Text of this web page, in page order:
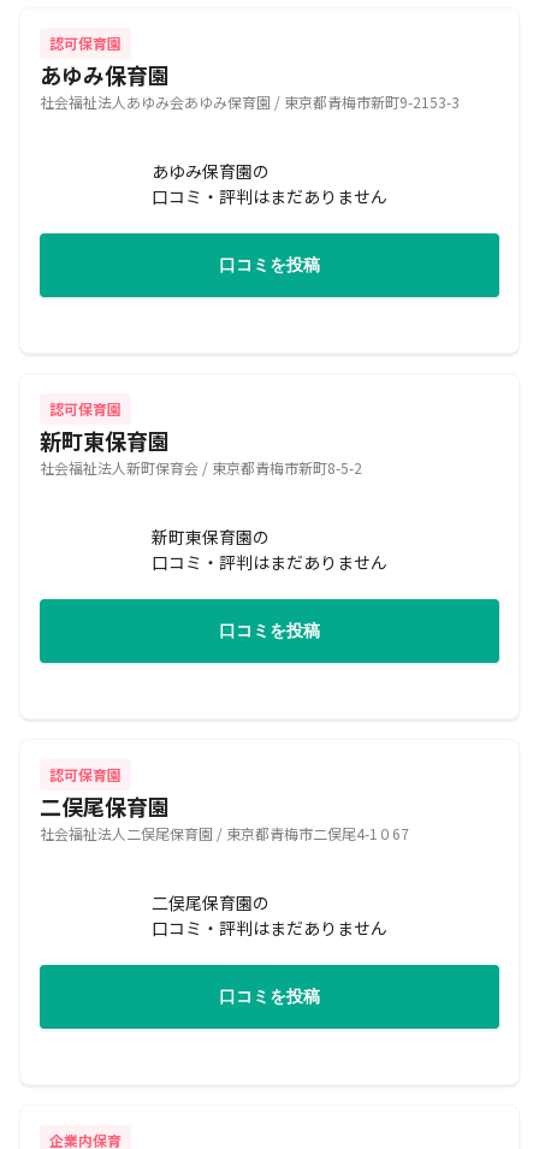
認可保育園
あゆみ保育園
社会福祉法人あゆみ会あゆみ保育園 / 東京都青梅市新町9-2153-3
あゆみ保育園の
口コミ・評判はまだありません
口コミを投稿
認可保育園
新町東保育園
社会福祉法人新町保育会 / 東京都青梅市新町8-5-2
新町東保育園の
口コミ・評判はまだありません
口コミを投稿
認可保育園
二俣尾保育園
社会福祉法人二俣尾保育園 / 東京都青梅市二俣尾4-1０67
二俣尾保育園の
口コミ・評判はまだありません
口コミを投稿
企業内保育